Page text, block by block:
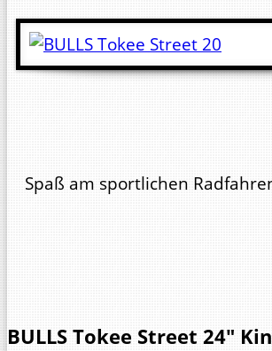
Spaß am sportlichen
BULLSTokee Street 24"